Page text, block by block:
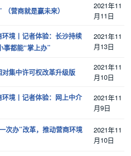
营商就是赢未来）
2021年11
月11日
境丨记者体验：长沙持续
事都能“掌上办”
2021年11
月13日
集中许可权改革升级版
2021年11
月10日
境丨记者体验：网上中介
2021年11
月9日
次办”改革，推动营商环境
2021年11
月10日